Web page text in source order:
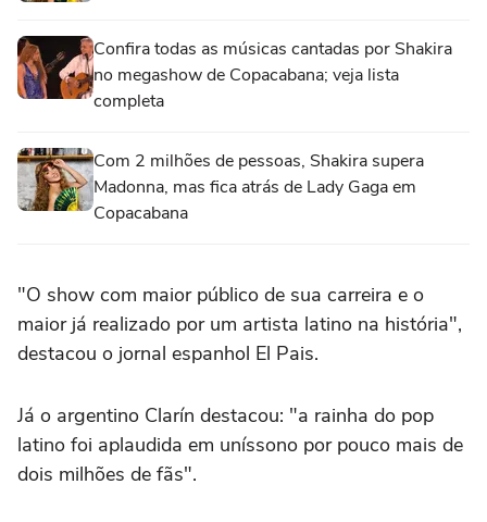
Confira todas as músicas cantadas por Shakira
no megashow de Copacabana; veja lista
completa
Com 2 milhões de pessoas, Shakira supera
Madonna, mas fica atrás de Lady Gaga em
Copacabana
"O show com maior público de sua carreira e o
maior já realizado por um artista latino na história",
destacou o jornal espanhol El Pais.
Já o argentino Clarín destacou: "a rainha do pop
latino foi aplaudida em uníssono por pouco mais de
dois milhões de fãs".